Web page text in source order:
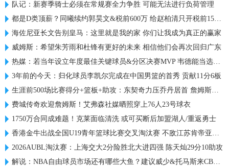
队记：新赛季骑士必须在常规赛全力争胜 可能无法进行负荷管理
都是D类顶薪？同曦续约郭昊文&税前600万 给赵柏清只开税前150万
海佐尼亚长文告别皇马：这里就是我的家 你们让我成为真正的赢家
威姆斯：希望朱芳雨和杜锋有更好的未来 相信他们会再次回归广东
热媒：若当年设立年度最佳关键球员&分区决赛MVP 韦德能当选吗？
3年前的今天：归化球员李凯尔完成在中国男篮的首秀 贡献11分6板
生涯前500场比赛得分+篮板+助攻：东契奇力压乔丹居首 詹姆斯第六
费城传奇欢迎詹姆斯！艾弗森社媒晒照穿上76人23号球衣
1750万合同成难题！克莱面临清洗 或可买断后加盟湖人/重返勇士
香港金牛出战全国U19青年篮球比赛交叉淘汰赛 不敌江苏肯帝亚U19
2026AUBL淘汰赛：上海交大2分险胜北大进四强 陈天灿29分10助攻
解说：NBA自由球员市场还有哪些大鱼？建议威少&托马斯来CBA试试